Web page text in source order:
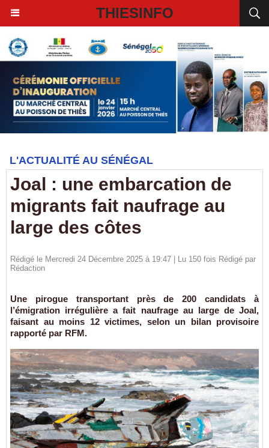
THIESINFO
L'ACTUALITÉ AU SÉNÉGAL
Joal : une embarcation de
migrants fait naufrage au
large des côtes
Rédigé le Mercredi 24 Décembre 2025 à 19:47 | Lu 150 fois Rédigé par
Rédaction
Une pirogue transportant près de 200 candidats à
l’émigration irrégulière a fait naufrage au large de Joal,
faisant au moins 12 victimes, selon un bilan provisoire
rapporté par RFM.